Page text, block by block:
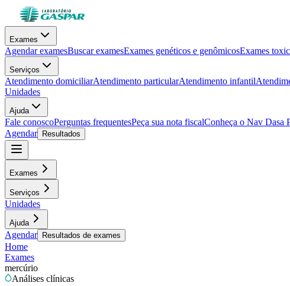
Exames
Agendar examesBuscar examesExames genéticos e genômicosExames
Serviços
Atendimento domiciliarAtendimento particularAtendimento infantil
Unidades
Ajuda
Fale conoscoPerguntas frequentesPeça sua nota fiscalConheça o Nav Dasa
Agendar
Resultados
Exames
Serviços
Unidades
Ajuda
Agendar Resultados de exames
Home
Exames
mercúrio
Análises clínicas